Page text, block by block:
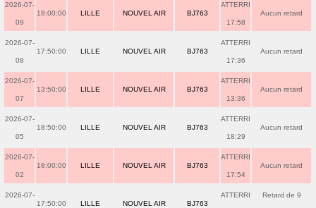
2026-07-
09
18:00:00 LILLE NOUVEL AIR BJ763
ATTERRI
17:58
Aucun retard
2026-07-
08
17:50:00 LILLE NOUVEL AIR BJ763
ATTERRI
17:36
Aucun retard
2026-07-
07
13:50:00 LILLE NOUVEL AIR BJ763
ATTERRI
13:36
Aucun retard
2026-07-
05
18:50:00 LILLE NOUVEL AIR BJ763
ATTERRI
18:29
Aucun retard
2026-07-
02
18:00:00 LILLE NOUVEL AIR BJ763
ATTERRI
17:54
Aucun retard
2026-07-
17:50:00 LILLE NOUVEL AIR BJ763
ATTERRI Retard de 9